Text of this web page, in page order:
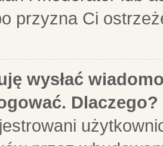
przyzna Ci
wysłać
Dlaczego?